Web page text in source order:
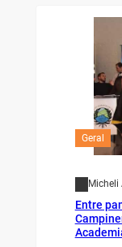
Geral
Micheli
Entre